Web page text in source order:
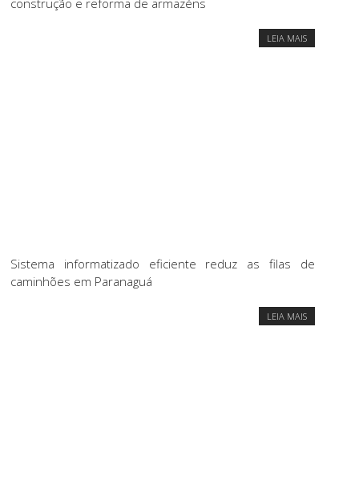
construção e reforma de armazéns
LEIA MAIS
Sistema informatizado eficiente reduz as filas de
caminhões em Paranaguá
LEIA MAIS